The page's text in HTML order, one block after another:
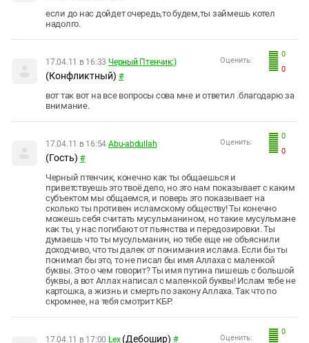
если до нас дойдет очередь,то будем,ты займешь котел
надолго.
0
0
Оценить:
17.04.11 в 16:33 Черный Птенчик:)
(Конфликтный) #
вот так вот на все вопросы сова мне и ответил .благодарю за
внимание.
0
0
Оценить:
17.04.11 в 16:54 Abu-abdullah
(Гость) #
Черный птенчик, конечно как ты общаешься и
приветствуешь это твоё дело, но это нам показывает с каким
субъектом мы общаемся, и поверь это показывает на
сколько ты противен исламскому обществу! Ты конечно
можешь себя считать мусульманином, но такие мусульмане
как ты, у нас погибают от пьянства и передозировки. Ты
думаешь что ты мусульманин, но тебе еще не объяснили
доходчиво, что ты далек от понимания ислама. Если бы ты
понимал бы это, то не писал бы имя Аллаха с маленкой
буквы. Это о чем говорит? Ты имя путина пишешь с большой
буквы, а вот Аллах написал с маленкой буквы! Ислам тебе не
картошка, а жизнь и смерть по закону Аллаха. Так что по
скромнее, на тебя смотрит КБР.
0
Оценить:
17.04.11 в 17:00 Lеx (Дебошир) #